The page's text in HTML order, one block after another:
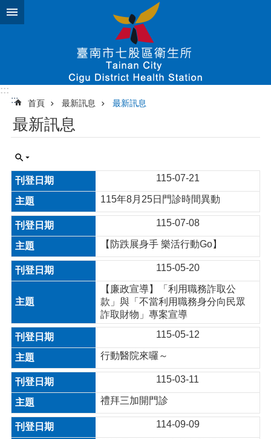
跳到主要內容區塊
:::
:::
首頁 最新訊息 最新訊息
最新訊息
115-07-21
115年8月25日門診時間異動
115-07-08
【防跌展身手 樂活行動Go】
115-05-20
【廉政宣導】「利用職務詐取公
款」與「不當利用職務身分向民眾
詐取財物」專案宣導
115-05-12
行動醫院來囉～
115-03-11
禮拜三加開門診
114-09-09